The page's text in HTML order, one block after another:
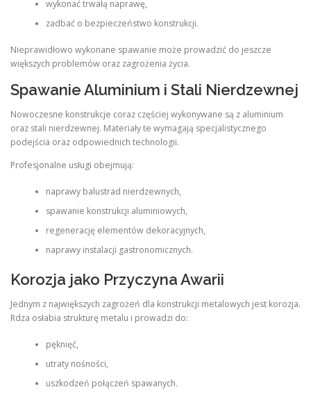
wykonać trwałą naprawę,
zadbać o bezpieczeństwo konstrukcji.
Nieprawidłowo wykonane spawanie może prowadzić do jeszcze
większych problemów oraz zagrożenia życia.
Spawanie Aluminium i Stali Nierdzewnej
Nowoczesne konstrukcje coraz częściej wykonywane są z aluminium
oraz stali nierdzewnej. Materiały te wymagają specjalistycznego
podejścia oraz odpowiednich technologii.
Profesjonalne usługi obejmują:
naprawy balustrad nierdzewnych,
spawanie konstrukcji aluminiowych,
regenerację elementów dekoracyjnych,
naprawy instalacji gastronomicznych.
Korozja jako Przyczyna Awarii
Jednym z największych zagrożeń dla konstrukcji metalowych jest korozja.
Rdza osłabia strukturę metalu i prowadzi do:
pęknięć,
utraty nośności,
uszkodzeń połączeń spawanych.